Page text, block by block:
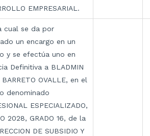
EMPRESARIAL.
cual se da por
un encargo en un
y se efectúa uno en
Definitiva a BLADMIN
BARRETO OVALLE, en el
denominado
ESPECIALIZADO,
2028, GRADO 16, de la
DE SUBSIDIO Y